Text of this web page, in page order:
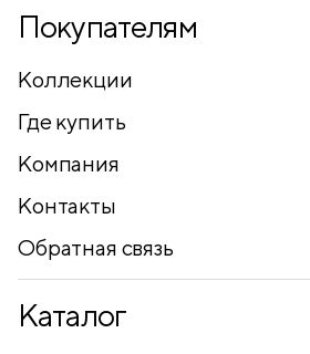
Покупателям
Коллекции
Где купить
Компания
Контакты
Обратная связь
Каталог